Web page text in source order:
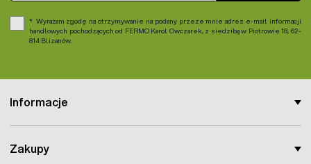
Informacje
Zakupy
Wyrażam zgodę na otrzymywanie na podany przeze mnie adres e-mail informacji
handlowych pochodzących od FERMO Karol Owczarek, z siedzibą w Piotrowie 18, 62-
814 Blizanów.